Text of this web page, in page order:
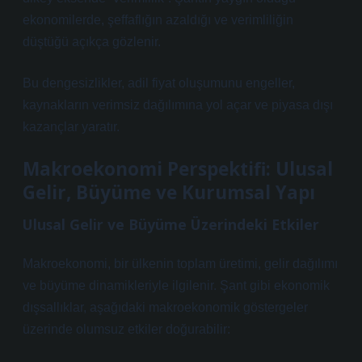
ekonomilerde, şeffaflığın azaldığı ve verimliliğin
düştüğü açıkça gözlenir.
Bu dengesizlikler, adil fiyat oluşumunu engeller,
kaynakların verimsiz dağılımına yol açar ve piyasa dışı
kazançlar yaratır.
Makroekonomi Perspektifi: Ulusal
Gelir, Büyüme ve Kurumsal Yapı
Ulusal Gelir ve Büyüme Üzerindeki Etkiler
Makroekonomi, bir ülkenin toplam üretimi, gelir dağılımı
ve büyüme dinamikleriyle ilgilenir. Şant gibi ekonomik
dışsallıklar, aşağıdaki makroekonomik göstergeler
üzerinde olumsuz etkiler doğurabilir: